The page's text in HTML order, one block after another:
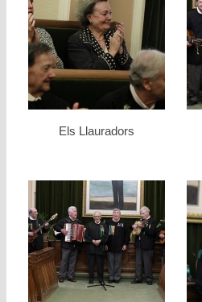
Els Llauradors